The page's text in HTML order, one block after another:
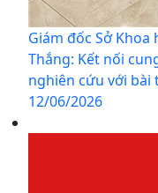
Giám đốc Sở Khoa
Thắng: Kết nối
nghiên cứu với bài
12/06/2026